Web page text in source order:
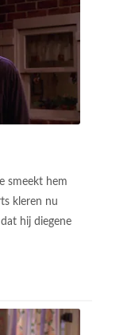
smeekt hem
kleren nu
hij diegene